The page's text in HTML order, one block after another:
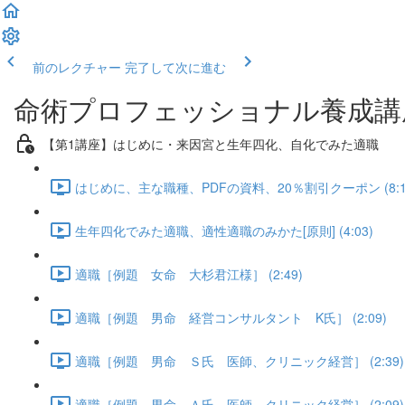
前のレクチャー 完了して次に進む
命術プロフェッショナル養成
【第1講座】はじめに・来因宮と生年四化、自化でみた適職
はじめに、主な職種、PDFの資料、20％割引クーポン
生年四化でみた適職、適性適職のみかた[原則] (4:03)
適職［例題 女命 大杉君江様］ (2:49)
適職［例題 男命 経営コンサルタント K氏］ (2:09)
適職［例題 男命 Ｓ氏 医師、クリニック経営］ (2:39)